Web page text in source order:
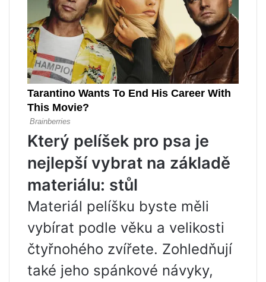
Který pelíšek pro psa je
nejlepší vybrat na základě
materiálu: stůl
Materiál pelíšku byste měli
vybírat podle věku a velikosti
čtyřnohého zvířete. Zohledňují
také jeho spánkové návyky,